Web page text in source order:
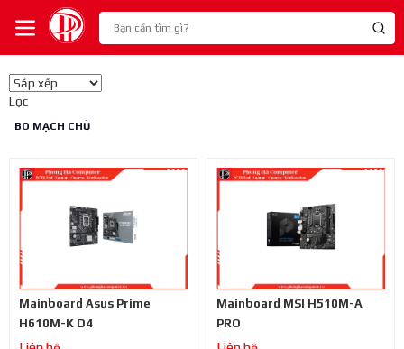
Lọc
BO MẠCH CHỦ
Mainboard Asus Prime
H610M-K D4
Mainboard MSI H510M-A
PRO